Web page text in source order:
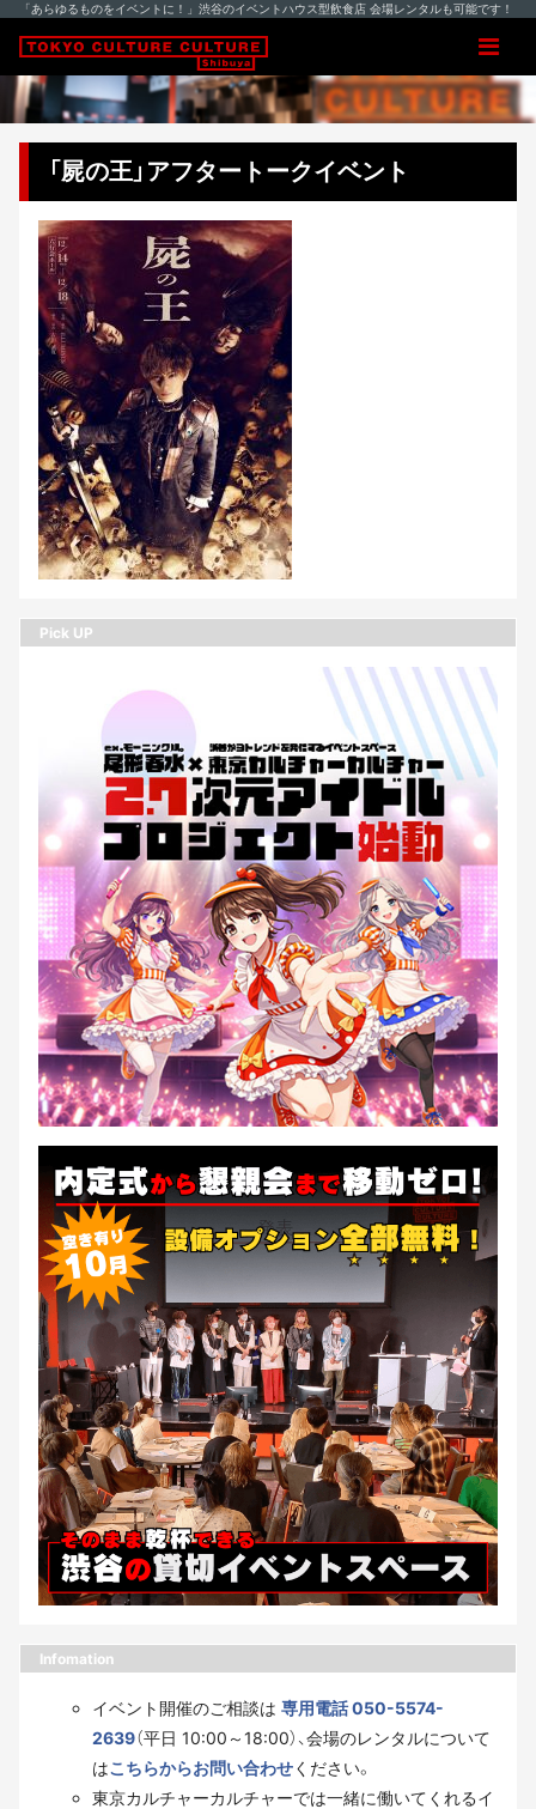
「あらゆるものをイベントに！」渋谷のイベントハウス型飲食店 会場レンタルも可能です！
「屍の王」アフタートークイベント
Pick UP
Infomation
イベント開催のご相談は 専用電話 050-5574-
2639（平日 10:00～18:00）、会場のレンタルについて
はこちらからお問い合わせください。
東京カルチャーカルチャーでは一緒に働いてくれるイ